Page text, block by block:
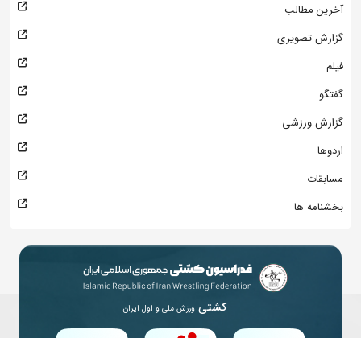
آخرین مطالب
گزارش تصویری
فیلم
گفتگو
گزارش ورزشی
اردوها
مسابقات
بخشنامه ها
کشتی ورزش ملی و اول ایران